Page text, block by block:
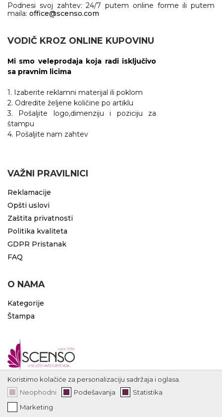
Podnesi svoj zahtev: 24/7 putem online forme ili putem
maila: office@scenso.com
VODIČ KROZ ONLINE KUPOVINU
Mi smo veleprodaja koja radi isključivo
sa pravnim licima
1. Izaberite reklamni materijal ili poklom
2. Odredite željene količine po artiklu
3. Pošaljite logo,dimenziju i poziciju za
štampu
4. Pošaljite nam zahtev
VAŽNI PRAVILNICI
Reklamacije
Opšti uslovi
Zaštita privatnosti
Politika kvaliteta
GDPR Pristanak
FAQ
O NAMA
Kategorije
Štampa
Koristimo kolačiće za personalizaciju sadržaja i oglasa.
Neophodni
Podešavanja
Statistika
Marketing